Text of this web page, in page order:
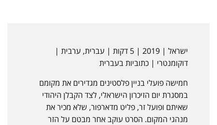
ישראל | 2019 | 5 דקות | עברית, ערבית |
דוקומנטרי | כתוביות בעברית
חמישה פועלי בניין פלסטינים מגדירים את מקומם
במסגרת יום הזיכרון הישראלי, לצד הקבלן היהודי
שאיתם ופועל זר, פליט מדארפור, שלא מכיר את
מנהגי המקום. הסרט עוקב אחר מבטם על הזר